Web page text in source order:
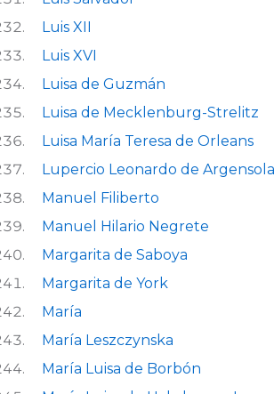
Luis XII
Luis XVI
Luisa de Guzmán
Luisa de Mecklenburg-Strelitz
Luisa María Teresa de Orleans
Lupercio Leonardo de Argensola
Manuel Filiberto
Manuel Hilario Negrete
Margarita de Saboya
Margarita de York
María
María Leszczynska
María Luisa de Borbón